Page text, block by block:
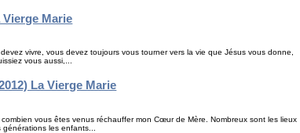
Marie
vivre, vous devez toujours vous tourner vers la vie que Jésus vous donne,
vous aussi,...
La Vierge Marie
vous êtes venus réchauffer mon Cœur de Mère. Nombreux sont les lieux
les enfants...